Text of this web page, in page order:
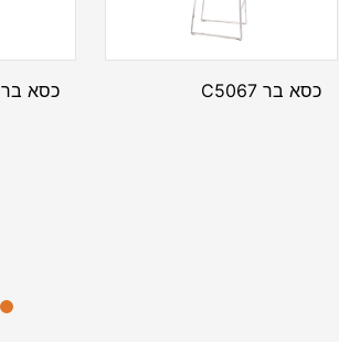
כסא בר C5067 כסא בר C5096